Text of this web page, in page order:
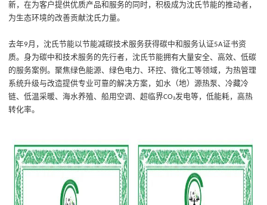
新，在为客户提供优质产品和 服务的同时，积极成为沈氏节能的推动者，
为生态环境的改善贡献沈氏力量。
去年9月，沈氏节能以节能减碳技术服务获得碳中和服务认证5A证书资
质。 身为碳中和技术服务的先行者，沈氏节能拥有大量安全、高效、低碳
的服务案例。聚焦绿色能源、绿色电力、环控、微化工等领域， 为热管理
系统升级与改造提供专业可靠的解决方案，如水（地）源热泵、冷藏冷
链、低温采暖、海水养殖、船用空调、超临界CO₂发电等，低能耗，高热
转化率。